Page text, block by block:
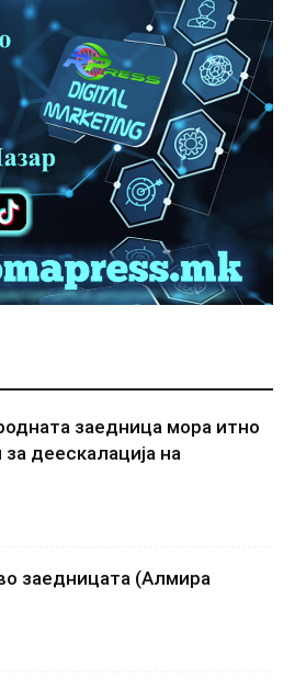
заедница мора итно
деескалација на
заедницата (Алмира